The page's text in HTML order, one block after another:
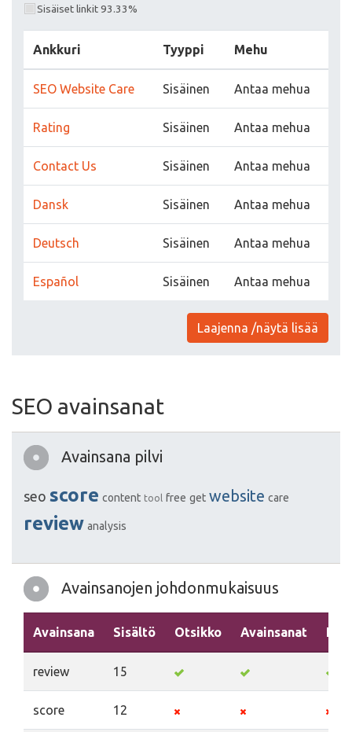
Sisäiset linkit 93.33%
Ankkuri Tyyppi Mehu
SEO Website Care Sisäinen Antaa mehua
Rating Sisäinen Antaa mehua
Contact Us Sisäinen Antaa mehua
Dansk Sisäinen Antaa mehua
Deutsch Sisäinen Antaa mehua
Español Sisäinen Antaa mehua
Laajenna /näytä lisää
SEO avainsanat
Avainsana pilvi
seo score content tool free get website care
review analysis
Avainsanojen johdonmukaisuus
Avainsana Sisältö Otsikko Avainsanat
review 15
score 12